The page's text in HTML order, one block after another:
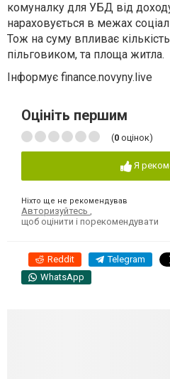
комуналку для УБД від
нараховується в межах
Тож на суму впливає
пільговиком, та площа житла.
Інформує finance.novyny.live
Оцініть першим
(0 оцінок)
Я
Ніхто ще не рекомендував
Авторизуйтесь ,
щоб оцінити і порекомендувати
Reddit Telegram
WhatsApp